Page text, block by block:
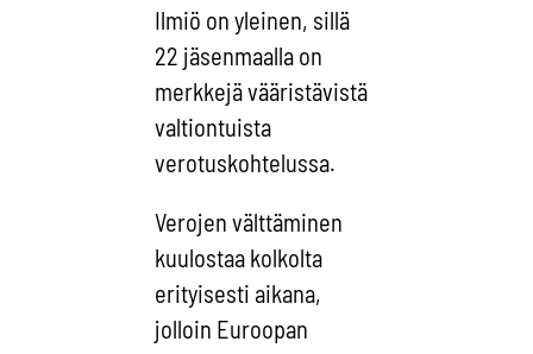
Ilmiö on yleinen, sillä
22 jäsenmaalla on
merkkejä vääristävistä
valtiontuista
verotuskohtelussa.
Verojen välttäminen
kuulostaa kolkolta
erityisesti aikana,
jolloin Euroopan